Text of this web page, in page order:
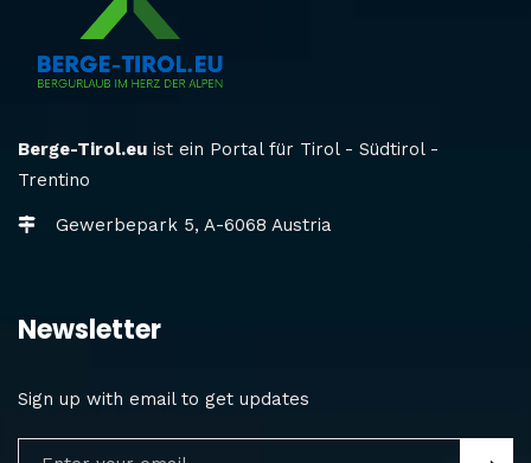
Berge-Tirol.eu ist ein Portal für Tirol - Südtirol -
Trentino
Gewerbepark 5, A-6068 Austria
Newsletter
Sign up with email to get updates